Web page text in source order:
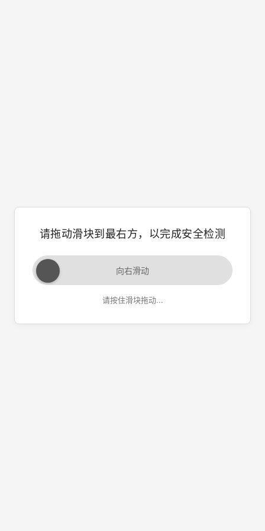
请拖动滑块到最右方，以完成安全检测
向右滑动
请按住滑块拖动...